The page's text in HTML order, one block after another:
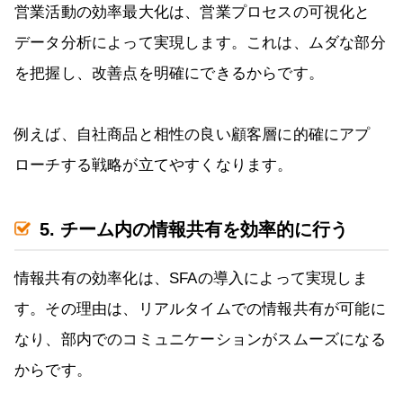
営業活動の効率最大化は、営業プロセスの可視化と
データ分析によって実現します。これは、ムダな部分
を把握し、改善点を明確にできるからです。
例えば、自社商品と相性の良い顧客層に的確にアプ
ローチする戦略が立てやすくなります。
5. チーム内の情報共有を効率的に行う
情報共有の効率化は、SFAの導入によって実現しま
す。その理由は、リアルタイムでの情報共有が可能に
なり、部内でのコミュニケーションがスムーズになる
からです。